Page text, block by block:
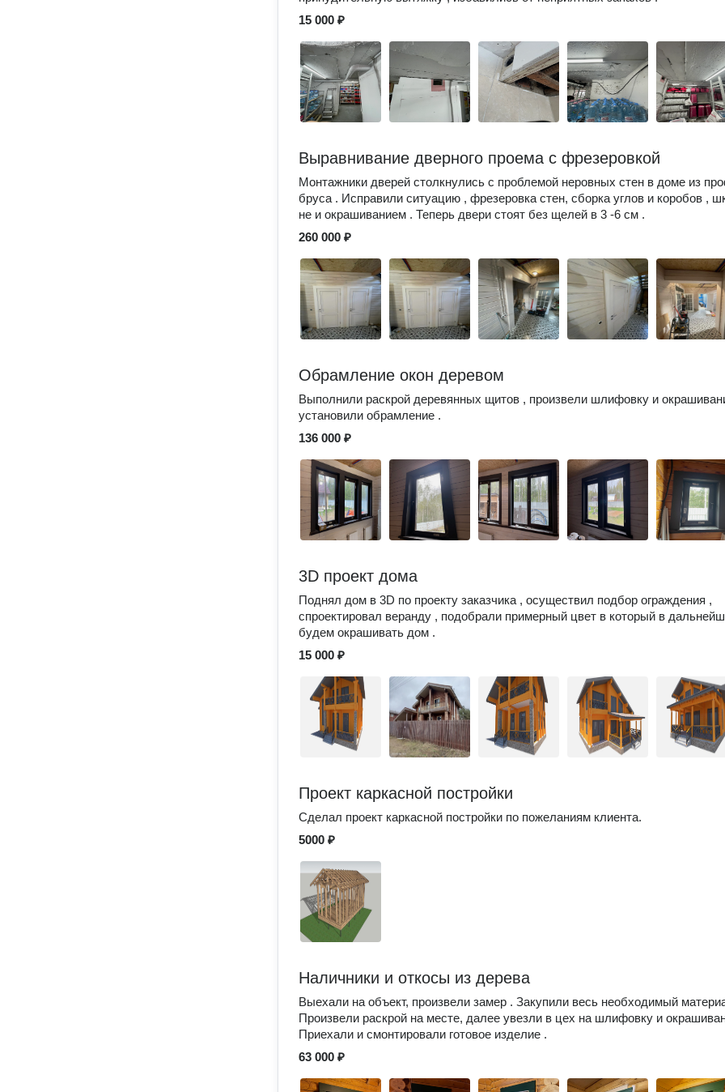
15 000 ₽
Выравнивание дверного проема с фрезеровкой
Монтажники дверей столкнулись с проблемой неровных стен в доме из
бруса . Исправили ситуацию , фрезеровка стен, сборка углов и коробов ,
не и окрашиванием . Теперь двери стоят без щелей в 3 -6 см .
260 000 ₽
Обрамление окон деревом
Выполнили раскрой деревянных щитов , произвели шлифовку и
установили обрамление .
136 000 ₽
3D проект дома
Поднял дом в 3D по проекту заказчика , осуществил подбор ограждения ,
спроектировал веранду , подобрали примерный цвет в который в
будем окрашивать дом .
15 000 ₽
Проект каркасной постройки
Сделал проект каркасной постройки по пожеланиям клиента.
5000 ₽
Наличники и откосы из дерева
Выехали на объект, произвели замер . Закупили весь необходимый
Произвели раскрой на месте, далее увезли в цех на шлифовку и
Приехали и смонтировали готовое изделие .
63 000 ₽